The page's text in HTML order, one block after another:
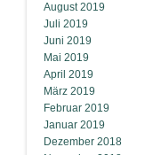
August 2019
Juli 2019
Juni 2019
Mai 2019
April 2019
März 2019
Februar 2019
Januar 2019
Dezember 2018